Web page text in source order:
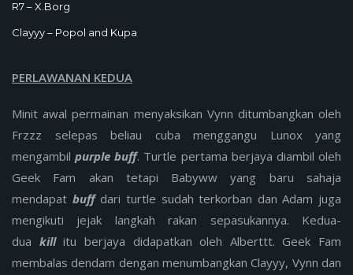
R7 – X.Borg
Clayyy – Popol and Kupa
PERLAWANAN KEDUA
Minit awal permainan menyaksikan Vynn ditumbangkan oleh
Frzzz selepas beliau cuba menggangu Lunox yang
mengambilpurple buff. Turtle pertama berjaya diambil oleh
Geek Fam akan tetapi Babyww yang baru sahaja
mendapat buff dari turtle sudah terkorban dan Adam juga
mengikuti jejak langkah rakan sepasukannya. Kedua-
dua killitu berjaya didapatkan oleh Alberttt. Geek Fam
membalas dendam dengan menumbangkan Clayyy, Vynn dan